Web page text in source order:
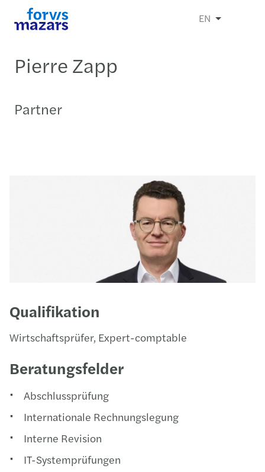
EN
Pierre Zapp
Partner
Qualifikation
Wirtschaftsprüfer, Expert-comptable
Beratungsfelder
Abschlussprüfung
Internationale Rechnungslegung
Interne Revision
IT-Systemprüfungen